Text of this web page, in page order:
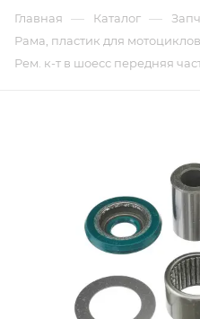
Главная — Каталог —
Рама, пластик для мотоциклов
Рем. к-т в шоесс передняя